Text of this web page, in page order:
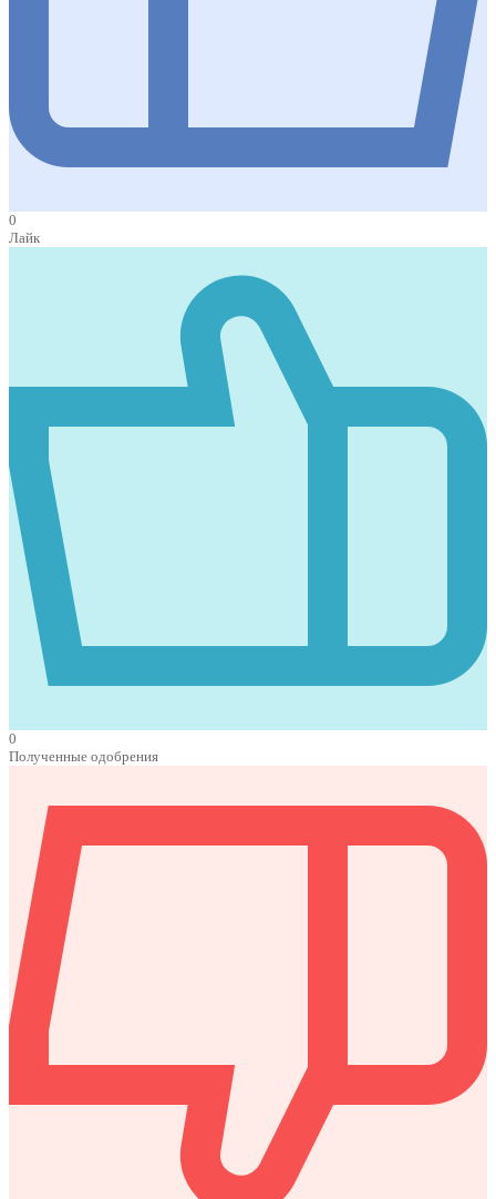
0
Лайк
0
Полученные одобрения